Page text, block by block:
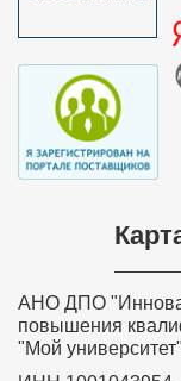
АНО ДПО
повышения
"Мой университет"